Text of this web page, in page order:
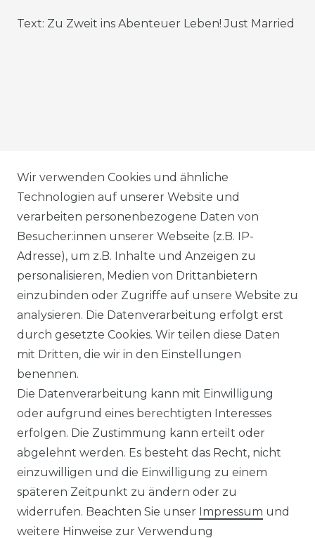
Text: Zu Zweit ins Abenteuer Leben! Just Married
AGB
DATENSCHUTZERKLÄRUNG
WIDERRUFSRECHT
IMPRESSUM
KONTAKT
Unsere Zahlungsmöglichkeiten
Wir versenden mit
Wir verwenden Cookies und ähnliche
Technologien auf unserer Website und
verarbeiten personenbezogene Daten von
Besucher:innen unserer Webseite (z.B. IP-
Adresse), um z.B. Inhalte und Anzeigen zu
personalisieren, Medien von Drittanbietern
einzubinden oder Zugriffe auf unsere Website zu
analysieren. Die Datenverarbeitung erfolgt erst
durch gesetzte Cookies. Wir teilen diese Daten
mit Dritten, die wir in den Einstellungen
benennen.
Die Datenverarbeitung kann mit Einwilligung
oder aufgrund eines berechtigten Interesses
erfolgen. Die Zustimmung kann erteilt oder
abgelehnt werden. Es besteht das Recht, nicht
einzuwilligen und die Einwilligung zu einem
späteren Zeitpunkt zu ändern oder zu
widerrufen. Beachten Sie unser Impressum und
weitere Hinweise zur Verwendung